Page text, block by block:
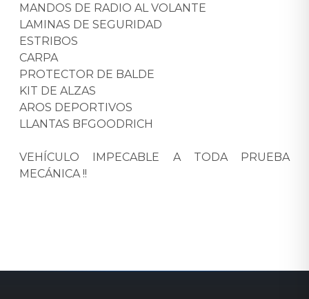
MANDOS DE RADIO AL VOLANTE
LAMINAS DE SEGURIDAD
ESTRIBOS
CARPA
PROTECTOR DE BALDE
KIT DE ALZAS
AROS DEPORTIVOS
LLANTAS BFGOODRICH
VEHÍCULO IMPECABLE A TODA PRUEBA
MECÁNICA !!